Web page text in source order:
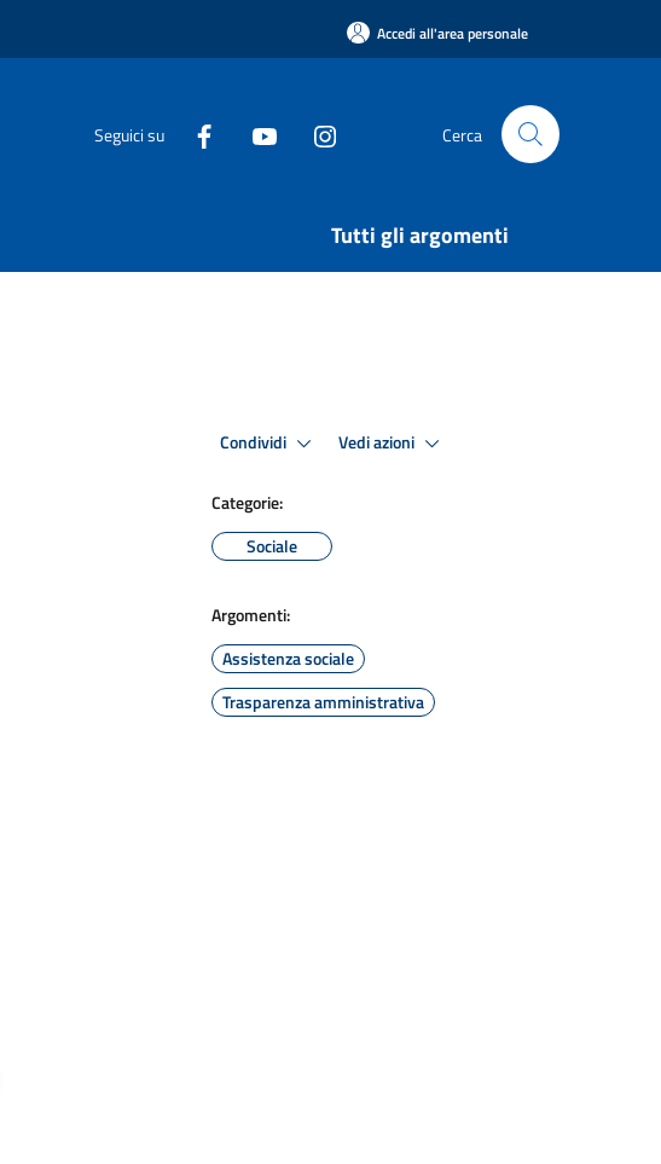
Accedi all'area personale
Seguici su Cerca
Tutti gli argomenti
Condividi Vedi azioni
Categorie:
Sociale
Argomenti:
Assistenza sociale
Trasparenza amministrativa